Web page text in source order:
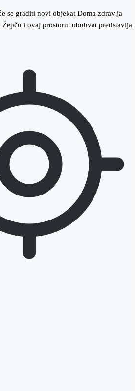
se graditi novi objekat Doma zdravlja
i ovaj prostorni obuhvat predstavlja